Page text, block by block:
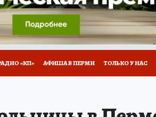
«КП» АФИША В ПЕРМИ ТОЛЬКО У НАС